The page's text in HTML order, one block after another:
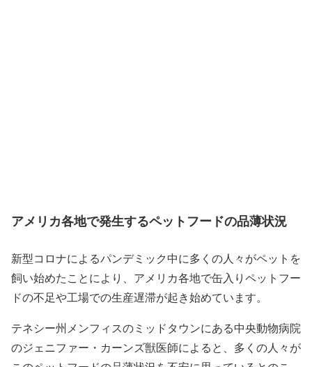
アメリカ各地で発生するペットフードの品薄状況
新型コロナによるパンデミック中に多くの人々がペットを
飼い始めたことにより、アメリカ各地で缶入りペットフー
ドの不足や工場での生産遅滞が起き始めています。
テネシー州メンフィスのミッドタウンにある中央動物病院
のジェニファー・カーンズ獣医師によると、多くの人々が